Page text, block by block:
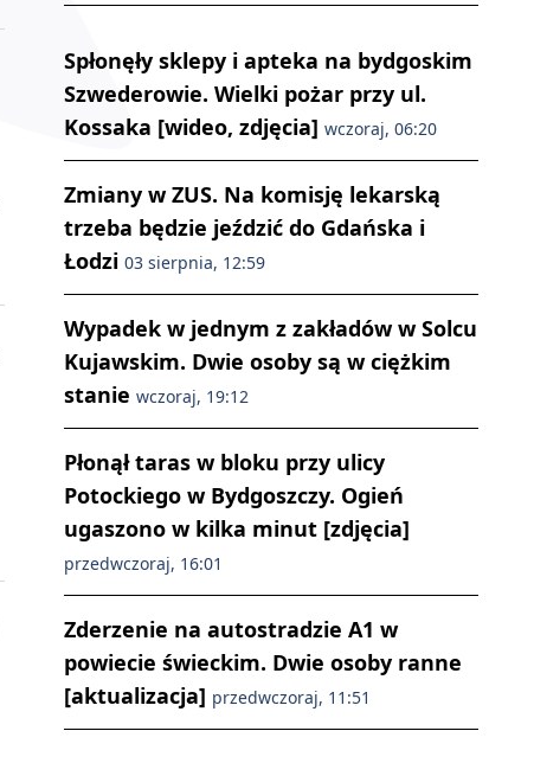
Spłonęły sklepy i apteka na bydgoskim
Szwederowie. Wielki pożar przy ul.
Kossaka [wideo, zdjęcia] wczoraj, 06:20
Zmiany w ZUS. Na komisję lekarską
trzeba będzie jeździć do Gdańska i
Łodzi 03 sierpnia, 12:59
Wypadek w jednym z zakładów w Solcu
Kujawskim. Dwie osoby są w ciężkim
stanie wczoraj, 19:12
Płonął taras w bloku przy ulicy
Potockiego w Bydgoszczy. Ogień
ugaszono w kilka minut [zdjęcia]
przedwczoraj, 16:01
Zderzenie na autostradzie A1 w
powiecie świeckim. Dwie osoby ranne
[aktualizacja] przedwczoraj, 11:51